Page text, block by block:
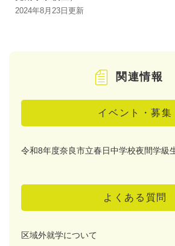
2024年8月23日更新
関連情報
イベント・募集
令和8年度奈良市立春日中学校夜間学級
よくある質問
区域外就学について